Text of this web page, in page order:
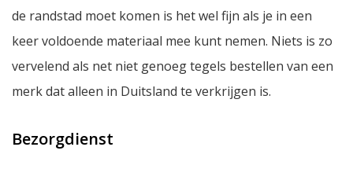
de randstad moet komen is het wel fijn als je in een
keer voldoende materiaal mee kunt nemen. Niets is zo
vervelend als net niet genoeg tegels bestellen van een
merk dat alleen in Duitsland te verkrijgen is.
Bezorgdienst